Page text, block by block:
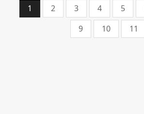
1 2 3 4 5
9
10 11